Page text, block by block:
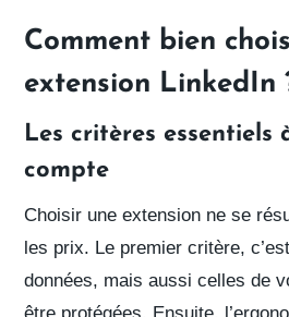
Comment bien
extension LinkedIn
Les critères essentiels
compte
Choisir une extension ne se
les prix. Le premier critère, c’est
données, mais aussi celles de